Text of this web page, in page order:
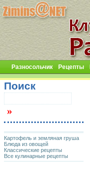
Разносольчик Рецепты
Поиск
Картофель и земляная груша
Блюда из овощей
Классические рецепты
Все кулинарные рецепты